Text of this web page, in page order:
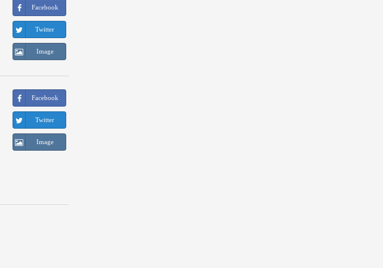
Facebook
Twitter
Image
Facebook
Twitter
Image